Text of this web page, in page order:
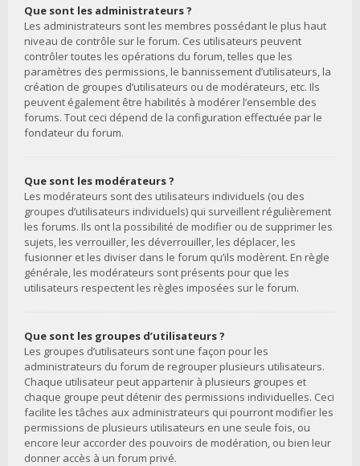
Que sont les administrateurs ?
Les administrateurs sont les membres possédant le plus haut
niveau de contrôle sur le forum. Ces utilisateurs peuvent
contrôler toutes les opérations du forum, telles que les
paramètres des permissions, le bannissement d’utilisateurs, la
création de groupes d’utilisateurs ou de modérateurs, etc. Ils
peuvent également être habilités à modérer l’ensemble des
forums. Tout ceci dépend de la configuration effectuée par le
fondateur du forum.
Que sont les modérateurs ?
Les modérateurs sont des utilisateurs individuels (ou des
groupes d’utilisateurs individuels) qui surveillent régulièrement
les forums. Ils ont la possibilité de modifier ou de supprimer les
sujets, les verrouiller, les déverrouiller, les déplacer, les
fusionner et les diviser dans le forum qu’ils modèrent. En règle
générale, les modérateurs sont présents pour que les
utilisateurs respectent les règles imposées sur le forum.
Que sont les groupes d’utilisateurs ?
Les groupes d’utilisateurs sont une façon pour les
administrateurs du forum de regrouper plusieurs utilisateurs.
Chaque utilisateur peut appartenir à plusieurs groupes et
chaque groupe peut détenir des permissions individuelles. Ceci
facilite les tâches aux administrateurs qui pourront modifier les
permissions de plusieurs utilisateurs en une seule fois, ou
encore leur accorder des pouvoirs de modération, ou bien leur
donner accès à un forum privé.